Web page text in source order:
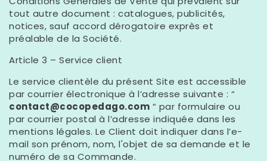
tout autre document : catalogues, publicités,
notices, sauf accord dérogatoire exprès et
préalable de la Société.
Article 3 – Service client
Le service clientèle du présent Site est accessible
par courrier électronique à l’adresse suivante : “
contact@cocopedago.com “ par formulaire ou
par courrier postal à l’adresse indiquée dans les
mentions légales. Le Client doit indiquer dans l’e-
mail son prénom, nom, l'objet de sa demande et le
numéro de sa Commande.